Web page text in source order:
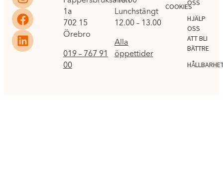
1a
702 15
Örebro
019 – 767 91
00
Lunchstängt
12.00 – 13.00
Alla
öppettider
COOKIESOSS
HJÄLP
OSS
ATT BLI
BÄTTRE